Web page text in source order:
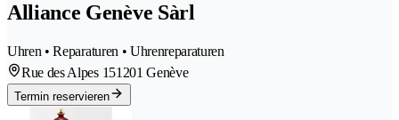
Alliance Genève Sàrl
Uhren • Reparaturen • Uhrenreparaturen
Rue des Alpes 151201 Genève
Termin reservieren